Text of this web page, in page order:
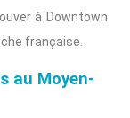
à Downtown
française.
au Moyen-